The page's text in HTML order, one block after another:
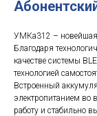
УМКа312 –
Благодаря
качестве системы
технологией
Встроенный
электропитанием во
работу и стабильно